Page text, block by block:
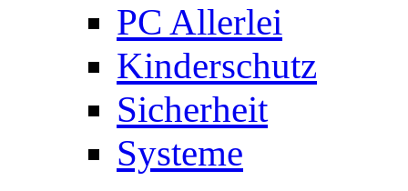
PC Allerlei
Kinderschutz
Sicherheit
Systeme